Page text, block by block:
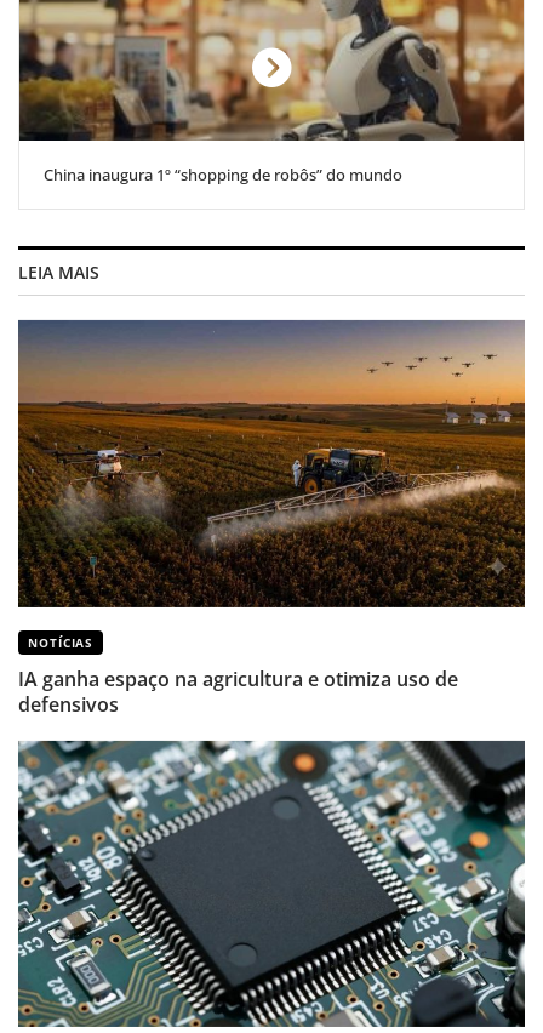
China inaugura 1º “shopping de robôs” do mundo
LEIA MAIS
NOTÍCIAS
IA ganha espaço na agricultura e otimiza uso de
defensivos